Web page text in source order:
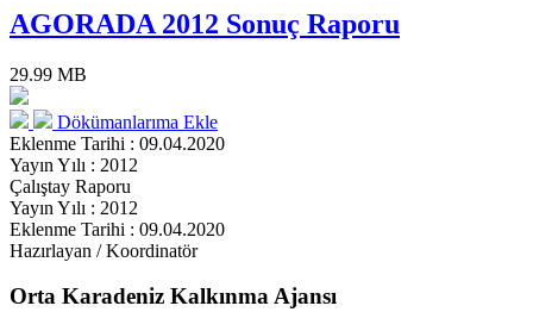
AGORADA 2012 Sonuç Raporu
29.99 MB
Dökümanlarıma Ekle
Eklenme Tarihi : 09.04.2020
Yayın Yılı : 2012
Çalıştay Raporu
Yayın Yılı : 2012
Eklenme Tarihi : 09.04.2020
Hazırlayan / Koordinatör
Orta Karadeniz Kalkınma Ajansı